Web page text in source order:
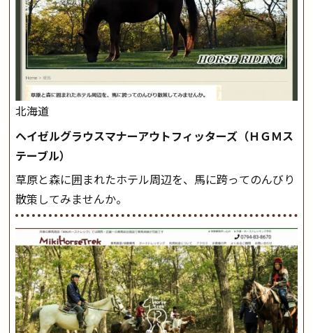
北海道
ヘイゼルグラウスマナーアウトフィッターズ（ＨＧＭス
テーブル）
草原と森に囲まれたホテル周辺を、馬に跨ってのんびり
散策してみませんか。